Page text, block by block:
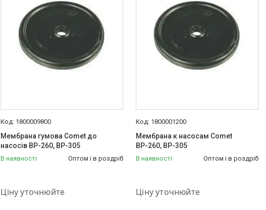
1800009800
Мембрана гумова Comet до
насосів ВР-260, ВР-305
В наявності Оптом і в роздріб
Ціну уточнюйте
+380 (50) 575-87-88
1800001200
Мембрана к насосам Comet
ВР-260, ВР-305
В наявності Оптом і в роздріб
Ціну уточнюйте
+380 (50) 575-87-88